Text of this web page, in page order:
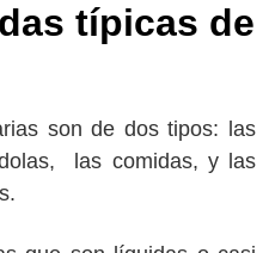
típicas de
son de dos tipos: las
las comidas, y las